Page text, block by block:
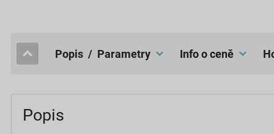
popis / Parametry Info o ceně
Popis